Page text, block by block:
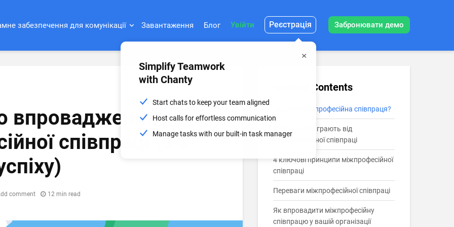
забезпечення для комунікації Завантаження Блог Увійти Реєстрація
Simplify Teamwork
with Chanty
Start chats to keep your team aligned
Host calls for effortless communication
Manage tasks with our built-in task manager
Забронювати демо
впровадження
співпраці (з 5
comment 12 min read
Table of Contents
Що таке міжпрофесійна співпраця?
Сфери, які виграють від
міжпрофесійної співпраці
4 ключові принципи міжпрофесійної
співпраці
Переваги міжпрофесійної співпраці
Як впровадити міжпрофесійну
співпрацю у вашій організації